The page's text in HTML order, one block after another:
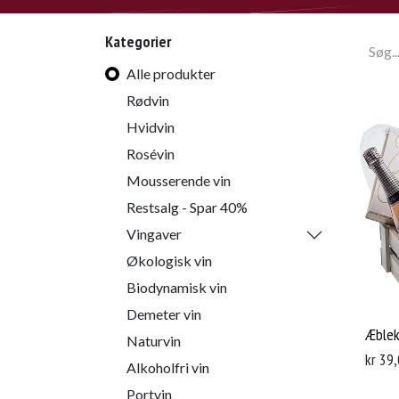
Kategorier
Alle produkter
Rødvin
Hvidvin
Rosévin
Mousserende vin
Restsalg - Spar 40%
Vingaver
Økologisk vin
Biodynamisk vin
Demeter vin
Naturvin
Alkoholfri vin
Portvin
kr